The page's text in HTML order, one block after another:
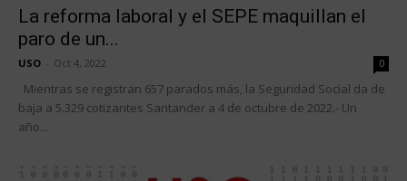
La reforma laboral y el SEPE maquillan el
paro de un...
USO Oct 4, 2022 0
Mientras se registran 657 parados más, la Seguridad Social da de
baja a 5.329 cotizantes Santander a 4 de octubre de 2022.- Un
año...